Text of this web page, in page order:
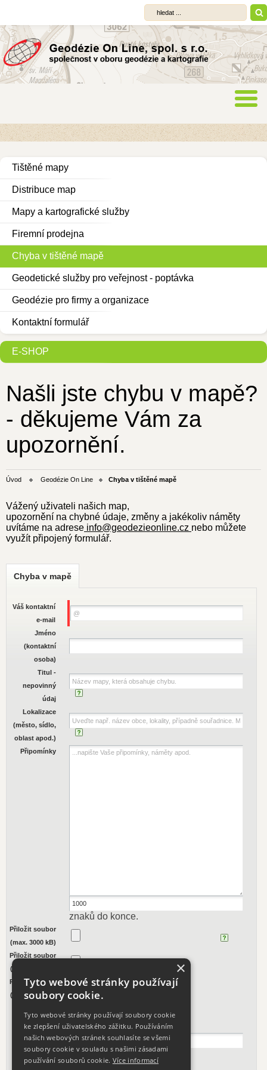
Tištěné mapy
Distribuce map
Mapy a kartografické služby
Firemní prodejna
Chyba v tištěné mapě
Geodetické služby pro veřejnost - poptávka
Geodézie pro firmy a organizace
Kontaktní formulář
E-SHOP
Našli jste chybu v mapě?
- děkujeme Vám za
upozornění.
Úvod Geodézie On Line Chyba v tištěné mapě
Vážený uživateli našich map,
upozornění na chybné údaje, změny a jakékoliv náměty
uvítáme na adrese info@geodezieonline.cz nebo můžete
využít připojený formulář.
Chyba v mapě
Váš kontaktní
e-mail
Jméno
(kontaktní
osoba)
Titul -
nepovinný
údaj
Lokalizace
(město, sídlo,
oblast apod.)
Připomínky
znaků do konce.
Přiložit soubor
(max. 3000 kB)
Přiložit soubor
(max. 3000 kB)
Přiložit soubor
(max. 3000 kB)
[nový kód]
×
Tyto webové stránky používají
soubory cookie.
Tyto webové stránky používají soubory cookie
ke zlepšení uživatelského zážitku. Používáním
našich webových stránek souhlasíte se všemi
soubory cookie v souladu s našimi zásadami
používání souborů cookie. Více informací